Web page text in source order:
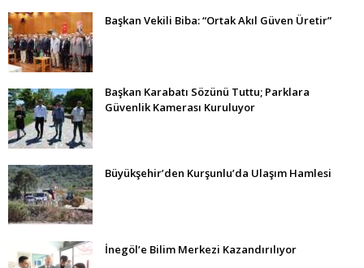
Başkan Vekili Biba: “Ortak Akıl Güven Üretir”
Başkan Karabatı Sözünü Tuttu; Parklara
Güvenlik Kamerası Kuruluyor
Büyükşehir’den Kurşunlu’da Ulaşım Hamlesi
İnegöl’e Bilim Merkezi Kazandırılıyor